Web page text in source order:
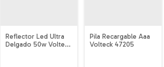
Reflector Led Ultra
Delgado 50w Volteck
Pila Recargable Aaa
Volteck 47205